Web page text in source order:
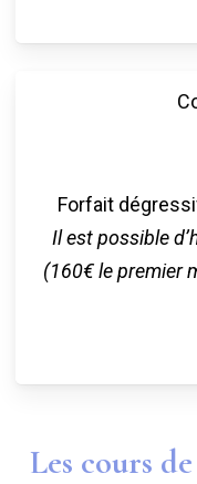
Forfait
Il est possible
(160€ le premier
Les cours